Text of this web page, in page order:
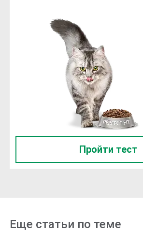
Пройти тест
Еще статьи по теме